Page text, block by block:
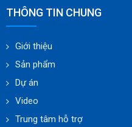
THÔNG TIN CHUNG
Giới thiệu
Sản phẩm
Dự án
Video
Trung tâm hỗ trợ